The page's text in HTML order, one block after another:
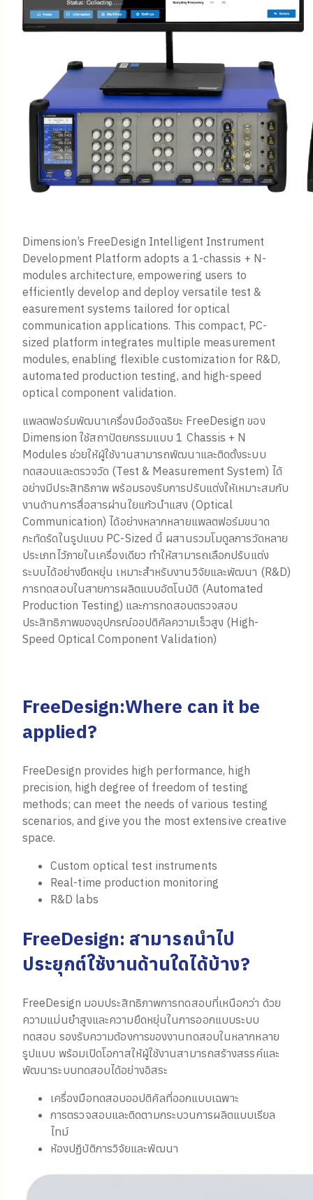
Dimension’s FreeDesign Intelligent Instrument
Development Platform adopts a 1-chassis + N-
modules architecture, empowering users to
efficiently develop and deploy versatile test &
easurement systems tailored for optical
communication applications. This compact, PC-
sized platform integrates multiple measurement
modules, enabling flexible customization for R&D,
automated production testing, and high-speed
optical component validation.
แพลตฟอร์มพัฒนาเครื่องมืออัจฉริยะ FreeDesign ของ
Dimension ใช้สถาปัตยกรรมแบบ1 Chassis + N
Modules ช่วยให้ผู้ใช้งานสามารถพัฒนาและติดตั้งระบบ
ทดสอบและตรวจวัด (Test & Measurement System) ได้
อย่างมีประสิทธิภาพ พร้อมรองรับการปรับแต่งให้เหมาะสมกับ
งานด้านการสื่อสารผ่านใยแก้วนำแสง (Optical
Communication) ได้อย่างหลากหลายแพลตฟอร์มขนาด
กะทัดรัดในรูปแบบ PC-Sized นี้ ผสานรวมโมดูลการวัดหลาย
ประเภทไว้ภายในเครื่องเดียว ทำให้สามารถเลือกปรับแต่ง
ระบบได้อย่างยืดหยุ่น เหมาะสำหรับงานวิจัยและพัฒนา (R&D)
การทดสอบในสายการผลิตแบบอัตโนมัติ (Automated
Production Testing) และการทดสอบตรวจสอบ
ประสิทธิภาพของอุปกรณ์ออปติคัลความเร็วสูง (High-
Speed Optical Component Validation)
FreeDesign:Where can it be
applied?
FreeDesign provides high performance, high
precision, high degree of freedom of testing
methods; can meet the needs of various testing
scenarios, and give you the most extensive creative
space.
Custom optical test instruments
Real-time production monitoring
R&D labs
FreeDesign: สามารถนำไป
ประยุกต์ใช้งานด้านใดได้บ้าง?
FreeDesign มอบประสิทธิภาพการทดสอบที่เหนือกว่า ด้วย
ความแม่นยำสูงและความยืดหยุ่นในการออกแบบระบบ
ทดสอบ รองรับความต้องการของงานทดสอบในหลากหลาย
รูปแบบ พร้อมเปิดโอกาสให้ผู้ใช้งานสามารถสร้างสรรค์และ
พัฒนาระบบทดสอบได้อย่างอิสระ
เครื่องมือทดสอบออปติคัลที่ออกแบบเฉพาะ
การตรวจสอบและติดตามกระบวนการผลิตแบบเรียล
ไทม์
ห้องปฏิบัติการวิจัยและพัฒนา